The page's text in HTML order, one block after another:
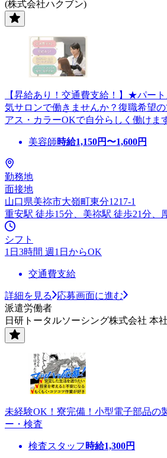
(株式会社ハクブン)
【昇給あり！交通費支給！】★パー
気サロンで働きませんか？復職希望
アス・カラーOKで自分らしく働けま
美容師時給1,150円〜1,600円
勤務地
面接地
山口県美祢市大嶺町東分1217-1
重安駅 徒歩15分、美祢駅 徒歩21分、
シフト
1日3時間 週1日からOK
交通費支給
詳細を見る
応募画面に進む
派遣労働者
日研トータルソーシング株式会社 本
未経験OK！寮完備！小型電子部品の
ー・検査
検査スタッフ 時給1,300円